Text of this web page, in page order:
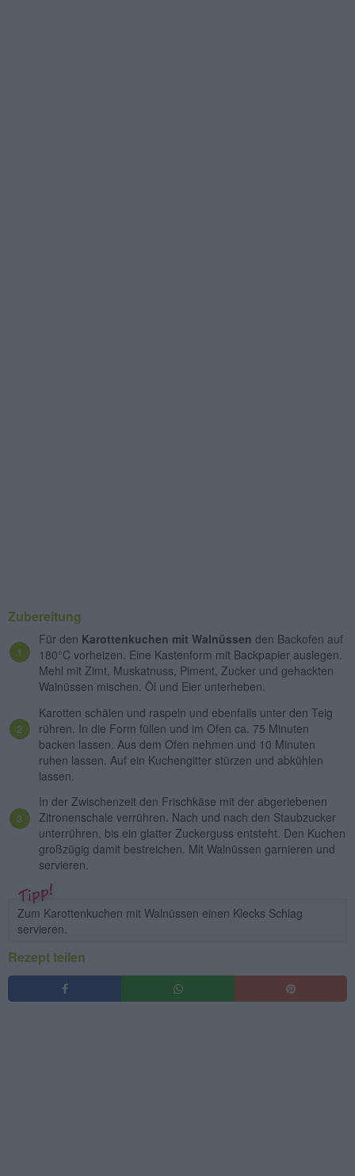
Zubereitung
Für den Karottenkuchen mit Walnüssen den Backofen auf
180°C vorheizen. Eine Kastenform mit Backpapier auslegen.
Mehl mit Zimt, Muskatnuss, Piment, Zucker und gehackten
Walnüssen mischen. Öl und Eier unterheben.
Karotten schälen und raspeln und ebenfalls unter den Teig
rühren. In die Form füllen und im Ofen ca. 75 Minuten
backen lassen. Aus dem Ofen nehmen und 10 Minuten
ruhen lassen. Auf ein Kuchengitter stürzen und abkühlen
lassen.
In der Zwischenzeit den Frischkäse mit der abgeriebenen
Zitronenschale verrühren. Nach und nach den Staubzucker
unterrühren, bis ein glatter Zuckerguss entsteht. Den Kuchen
großzügig damit bestreichen. Mit Walnüssen garnieren und
servieren.
Zum Karottenkuchen mit Walnüssen einen Klecks Schlag
servieren.
Rezept teilen